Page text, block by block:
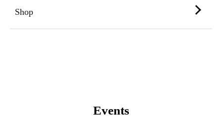
Shop
Events